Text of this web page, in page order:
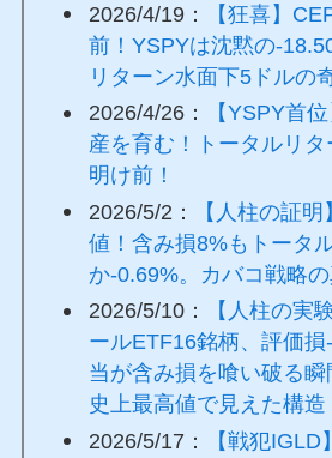
2026/4/19：
【狂喜】
前！YSPYは沈黙の-
リターン水面下5ドルの
2026/4/26：
【YSPY首
産を育む！トータルリ
明け前！
2026/5/2：
【人柱の証
値！含み損8%もトータ
か-0.69%。カバコ戦略
2026/5/10：
【人柱の実
ールETF16銘柄、評価
当が含み損を喰い破る
史上最高値で見えた構造
2026/5/17：
【戦犯